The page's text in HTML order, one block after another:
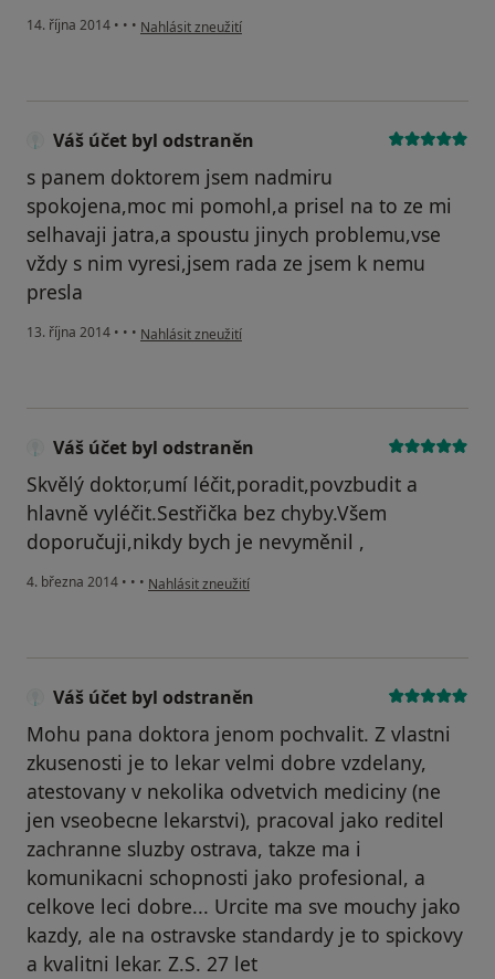
14. října 2014 • • • podle názoru uživatele Váš účet byl odstraněn
Nahlásit zneužití
Váš účet byl odstraněn
s panem doktorem jsem nadmiru
spokojena,moc mi pomohl,a prisel na to ze mi
selhavaji jatra,a spoustu jinych problemu,vse
vždy s nim vyresi,jsem rada ze jsem k nemu
presla
13. října 2014 • • • podle názoru uživatele Váš účet byl odstraněn
Nahlásit zneužití
Váš účet byl odstraněn
Skvělý doktor,umí léčit,poradit,povzbudit a
hlavně vyléčit.Sestřička bez chyby.Všem
doporučuji,nikdy bych je nevyměnil ,
4. března 2014 • • • podle názoru uživatele Váš účet byl odstraněn
Nahlásit zneužití
Váš účet byl odstraněn
Mohu pana doktora jenom pochvalit. Z vlastni
zkusenosti je to lekar velmi dobre vzdelany,
atestovany v nekolika odvetvich mediciny (ne
jen vseobecne lekarstvi), pracoval jako reditel
zachranne sluzby ostrava, takze ma i
komunikacni schopnosti jako profesional, a
celkove leci dobre... Urcite ma sve mouchy jako
kazdy, ale na ostravske standardy je to spickovy
a kvalitni lekar. Z.S. 27 let